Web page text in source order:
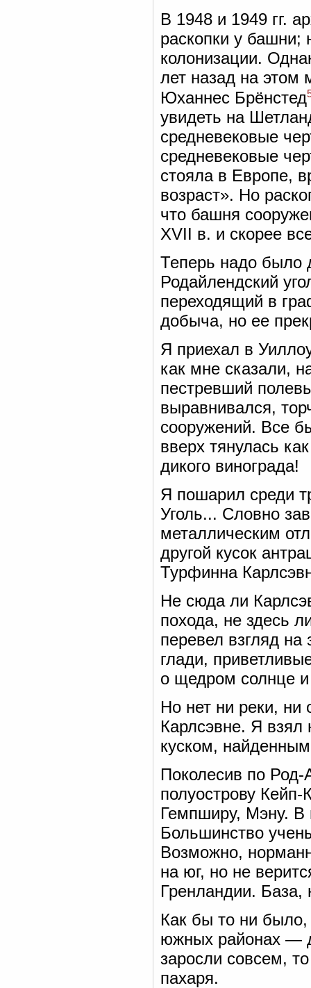
В 1948 и 1949 гг.
раскопки у башни;
колонизации.
лет назад на этом
Юханнес Брёнстед
увидеть на
средневековые
средневековые
стояла в Европе,
возраст». Но
что башня
XVII в. и скорее
Теперь надо было
Родайлендский
переходящий в
добыча, но ее
Я приехал в
как мне сказали,
пестревший
выравнивался,
сооружений. Все
вверх тянулась
дикого винограда!
Я пошарил среди
Уголь... Словно
металлическим
другой кусок
Турфинна
Не сюда ли
похода, не здесь
перевел взгляд
глади,
о щедром солнце
Но нет ни реки, ни
Карлсэвне. Я взял
куском,
Поколесив по
полуострову
Гемпширу, Мэну. В
Большинство
Возможно,
на юг, но не
Гренландии. База,
Как бы то ни было,
южных районах —
заросли совсем,
пахаря.